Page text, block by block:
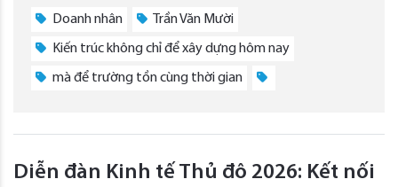
Doanh nhân Trần Văn Mười
Kiến trúc không chỉ để xây dựng hôm nay
mà để trường tồn cùng thời gian
Diễn đàn Kinh tế Thủ đô 2026: Kết nối